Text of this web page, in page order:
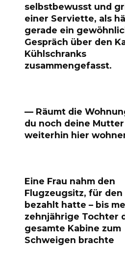
selbstbewusst und
einer Serviette, als
gerade ein
Gespräch über den
Kühlschranks
zusammengefasst.
— Räumt die
du noch deine
weiterhin hier
Eine Frau nahm den
Flugzeugsitz, für den
bezahlt hatte – bis
zehnjährige Tochter
gesamte Kabine zum
Schweigen brachte